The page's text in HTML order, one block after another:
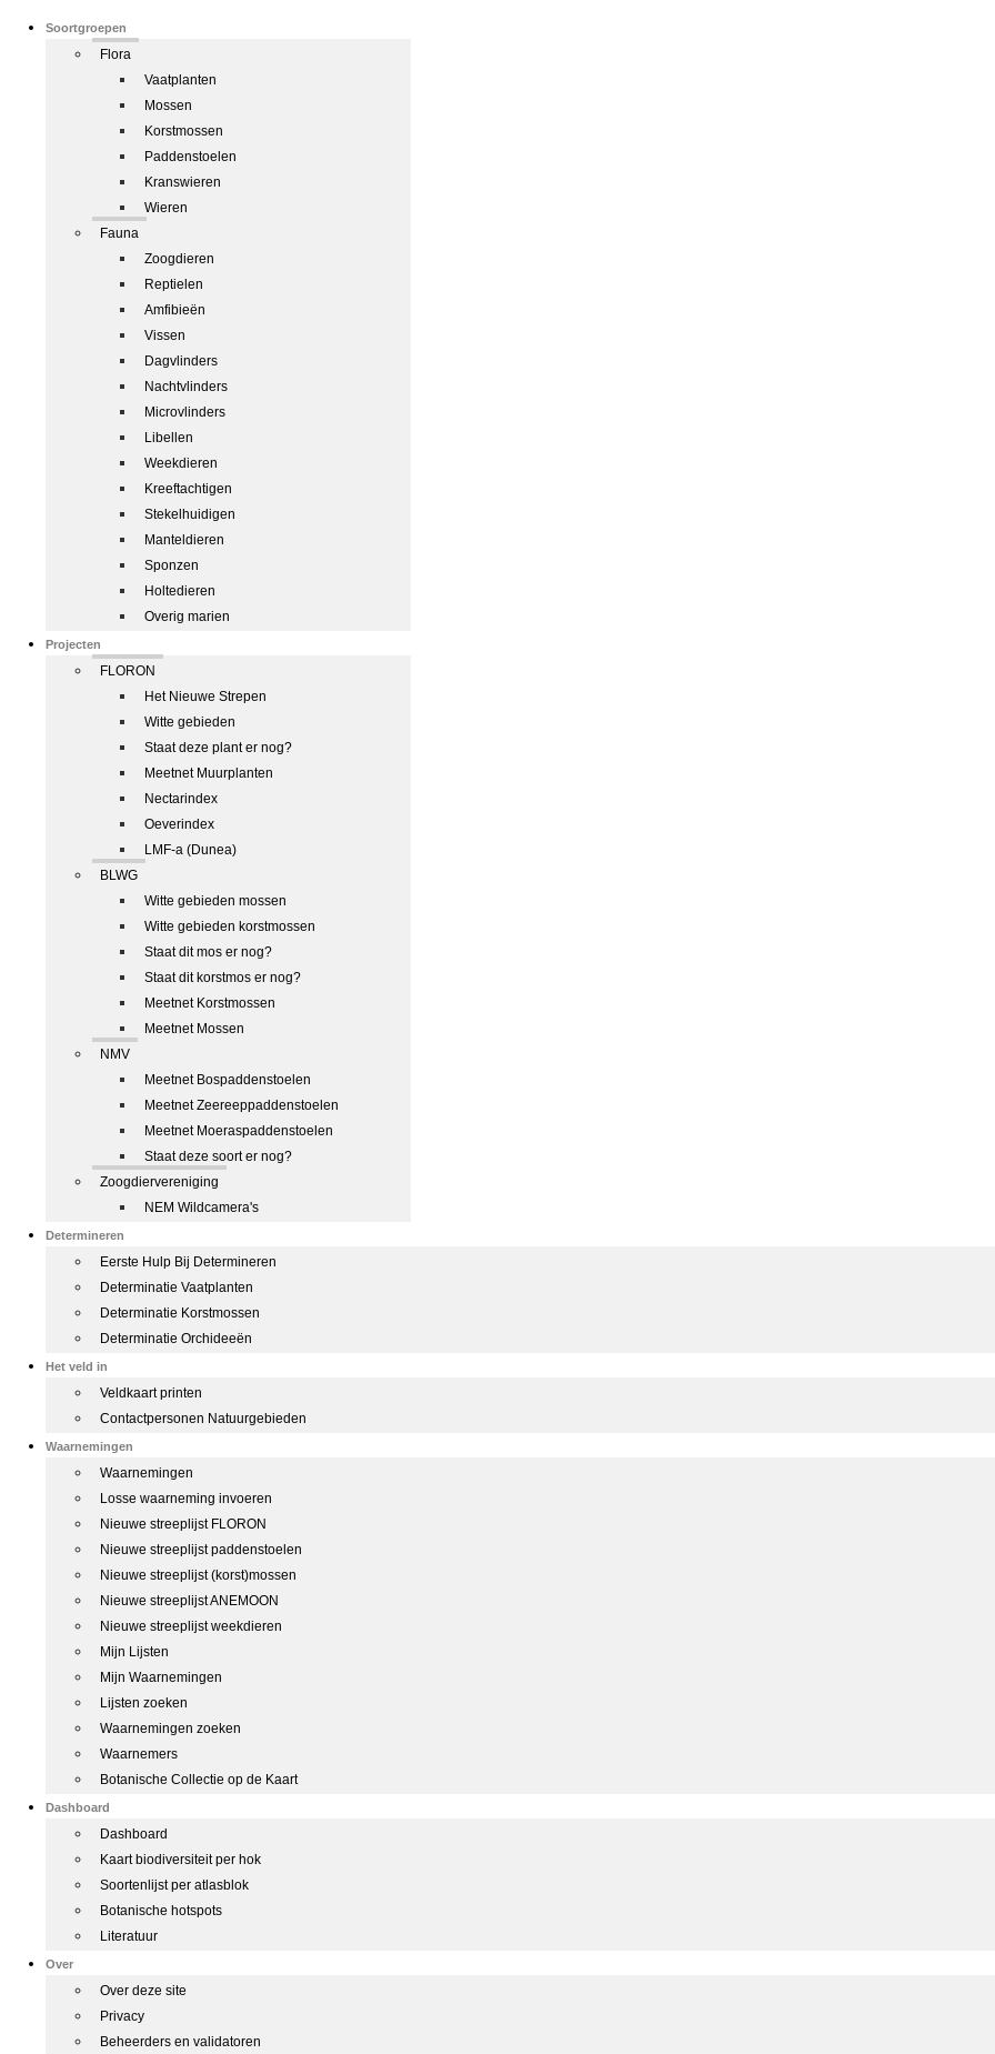
Soortgroepen
Flora
Vaatplanten
Mossen
Korstmossen
Paddenstoelen
Kranswieren
Wieren
Fauna
Zoogdieren
Reptielen
Amfibieën
Vissen
Dagvlinders
Nachtvlinders
Microvlinders
Libellen
Weekdieren
Kreeftachtigen
Stekelhuidigen
Manteldieren
Sponzen
Holtedieren
Overig marien
Projecten
FLORON
Het Nieuwe Strepen
Witte gebieden
Staat deze plant er nog?
Meetnet Muurplanten
Nectarindex
Oeverindex
LMF-a (Dunea)
BLWG
Witte gebieden mossen
Witte gebieden korstmossen
Staat dit mos er nog?
Staat dit korstmos er nog?
Meetnet Korstmossen
Meetnet Mossen
NMV
Meetnet Bospaddenstoelen
Meetnet Zeereeppaddenstoelen
Meetnet Moeraspaddenstoelen
Staat deze soort er nog?
Zoogdiervereniging
NEM Wildcamera's
Determineren
Eerste Hulp Bij Determineren
Determinatie Vaatplanten
Determinatie Korstmossen
Determinatie Orchideeën
Het veld in
Veldkaart printen
Contactpersonen Natuurgebieden
Waarnemingen
Waarnemingen
Losse waarneming invoeren
Nieuwe streeplijst FLORON
Nieuwe streeplijst paddenstoelen
Nieuwe streeplijst (korst)mossen
Nieuwe streeplijst ANEMOON
Nieuwe streeplijst weekdieren
Mijn Lijsten
Mijn Waarnemingen
Lijsten zoeken
Waarnemingen zoeken
Waarnemers
Botanische Collectie op de Kaart
Dashboard
Dashboard
Kaart biodiversiteit per hok
Soortenlijst per atlasblok
Botanische hotspots
Literatuur
Over
Over deze site
Privacy
Beheerders en validatoren